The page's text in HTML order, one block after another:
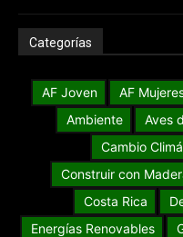
Categorías
AF Joven AF
Ambiente
Aves
Cambio
Construir con
Costa Rica
Energías Renovables